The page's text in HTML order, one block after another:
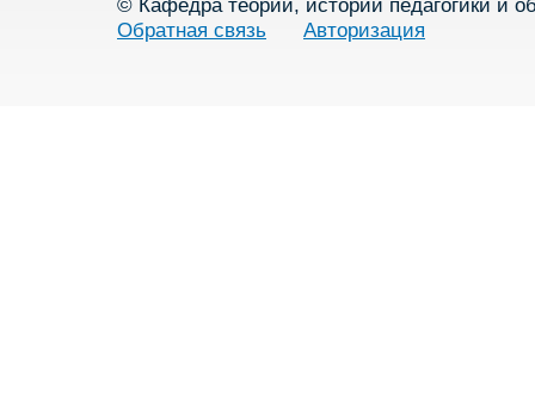
Обратная связь
Авторизация